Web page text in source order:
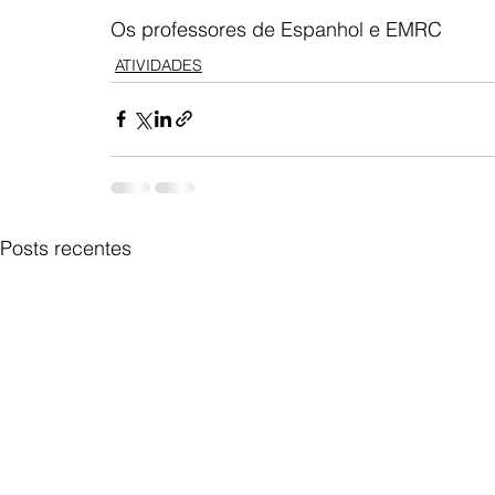
Os professores de Espanhol e EMRC
ATIVIDADES
Posts recentes